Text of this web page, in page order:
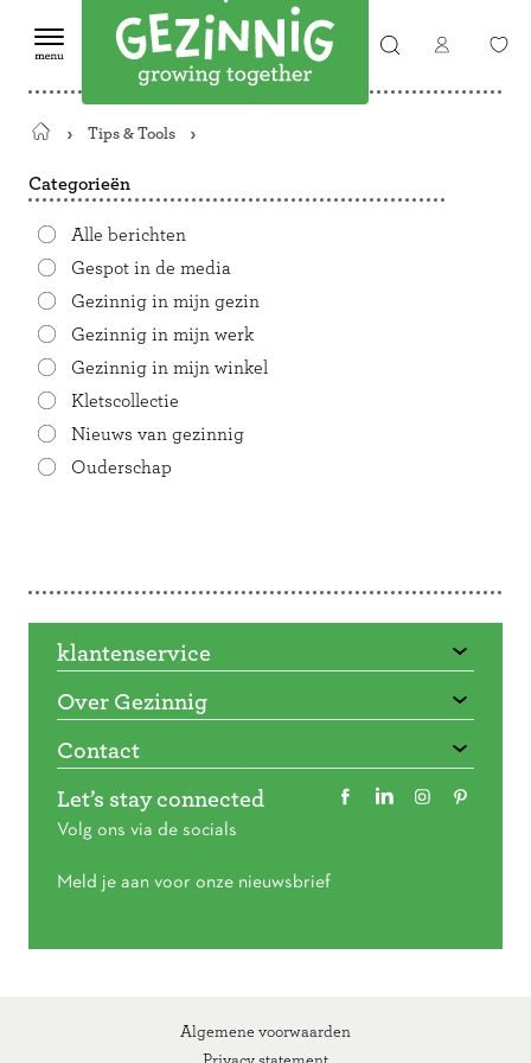
Terug
de
Tips & Tools
Categorieën
Alle berichten
Gespot in de media
Gezinnig in mijn gezin
Gezinnig in mijn werk
Gezinnig in mijn winkel
Kletscollectie
Nieuws van gezinnig
Ouderschap
klantenservice
Over Gezinnig
Contact
Let’s stay connected
Volg ons via de socials
Meld je aan voor onze nieuwsbrief
Algemene voorwaarden